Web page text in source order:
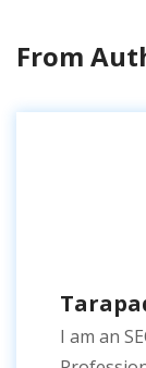
From
I am an